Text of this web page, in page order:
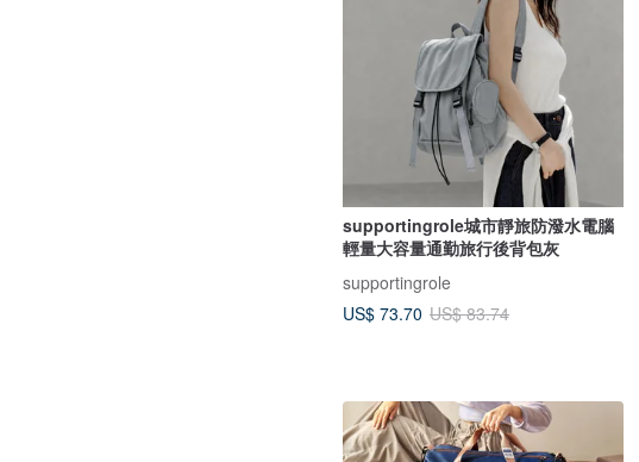
supportingrole城市靜旅防潑水電腦
輕量大容量通勤旅行後背包灰
supportingrole
US$ 73.70 US$ 83.74